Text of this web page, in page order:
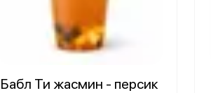
Бабл Ти жасмин - персик